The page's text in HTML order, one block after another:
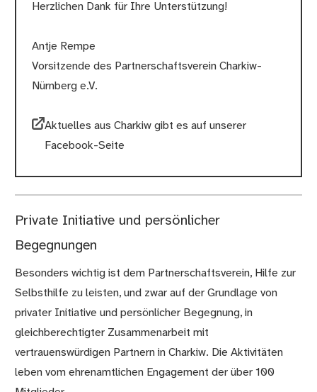
Herzlichen Dank für Ihre Unterstützung!
Antje Rempe
Vorsitzende des Partnerschaftsverein Charkiw-
Nürnberg e.V.
Aktuelles aus Charkiw gibt es auf unserer
Facebook-Seite
Private Initiative und persönlicher
Begegnungen
Besonders wichtig ist dem Partnerschaftsverein, Hilfe zur
Selbsthilfe zu leisten, und zwar auf der Grundlage von
privater Initiative und persönlicher Begegnung, in
gleichberechtigter Zusammenarbeit mit
vertrauenswürdigen Partnern in Charkiw. Die Aktivitäten
leben vom ehrenamtlichen Engagement der über 100